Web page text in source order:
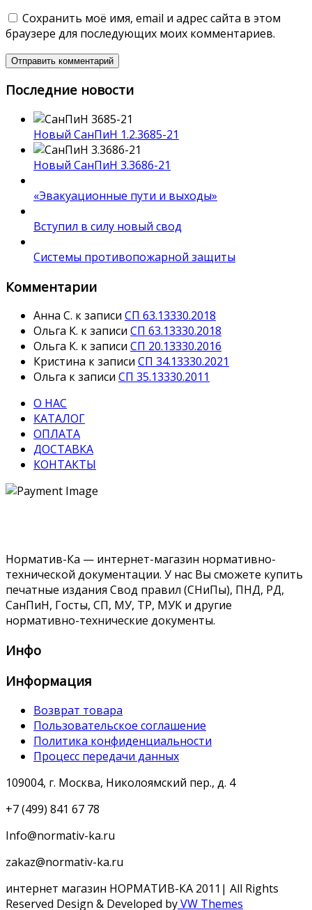
Сохранить моё имя, email и адрес сайта в этом
браузере для последующих моих комментариев.
Последние новости
Новый СанПиН 1.2.3685-21
Новый СанПиН 3.3686-21
«Эвакуационные пути и выходы»
Вступил в силу новый свод
Системы противопожарной защиты
Комментарии
Анна С. к записи СП 63.13330.2018
Ольга К. к записи СП 63.13330.2018
Ольга К. к записи СП 20.13330.2016
Кристина к записи СП 34.13330.2021
Ольга к записи СП 35.13330.2011
О НАС
КАТАЛОГ
ОПЛАТА
ДОСТАВКА
КОНТАКТЫ
Норматив-Ка — интернет-магазин нормативно-
технической документации. У нас Вы сможете купить
печатные издания Свод правил (СНиПы), ПНД, РД,
СанПиН, Госты, СП, МУ, ТР, МУК и другие
нормативно-технические документы.
Инфо
Информация
Возврат товара
Пользовательское соглашение
Политика конфиденциальности
Процесс передачи данных
109004, г. Москва, Николоямский пер., д. 4
+7 (499) 841 67 78
Info@normativ-ka.ru
zakaz@normativ-ka.ru
интернет магазин НОРМАТИВ-КА 2011| All Rights
Reserved Design & Developed byVW Themes